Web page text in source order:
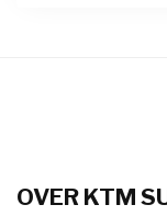
OVER KTM